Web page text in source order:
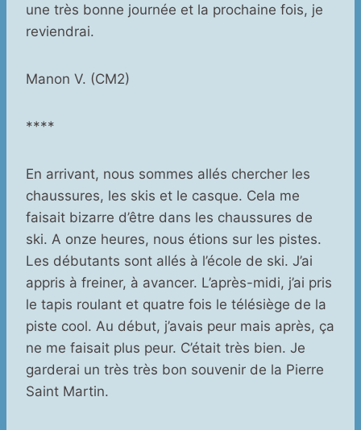
une très bonne journée et la prochaine fois, je
reviendrai.
Manon V. (CM2)
****
En arrivant, nous sommes allés chercher les
chaussures, les skis et le casque. Cela me
faisait bizarre d’être dans les chaussures de
ski. A onze heures, nous étions sur les pistes.
Les débutants sont allés à l’école de ski. J’ai
appris à freiner, à avancer. L’après-midi, j’ai pris
le tapis roulant et quatre fois le télésiège de la
piste cool. Au début, j’avais peur mais après, ça
ne me faisait plus peur. C’était très bien. Je
garderai un très très bon souvenir de la Pierre
Saint Martin.